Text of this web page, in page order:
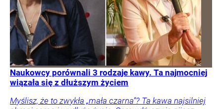
Naukowcy porównali 3 rodzaje kawy. Ta najmocniej
wiązała się z dłuższym życiem
Myślisz, że to zwykła „mała czarna”? Ta kawa najsilniej